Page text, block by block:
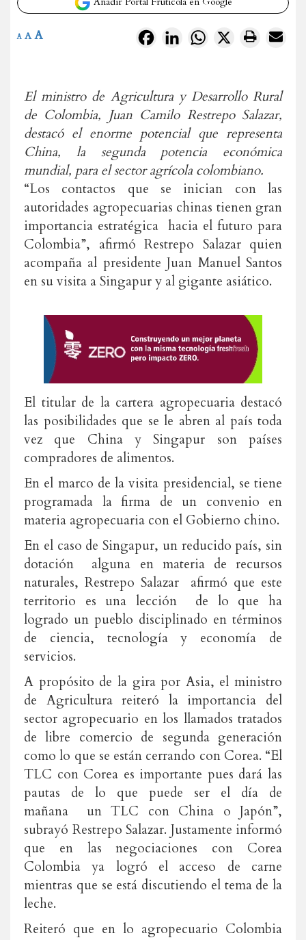
FacebookLinkedInWhatsApp
X
A A A
El ministro de Agricultura y Desarrollo Rural
de Colombia, Juan Camilo Restrepo Salazar,
destacó el enorme potencial que representa
China, la segunda potencia económica
mundial, para el sector agrícola colombiano.
“Los contactos que se inician con las
autoridades agropecuarias chinas tienen gran
importancia estratégica hacia el futuro para
Colombia”, afirmó Restrepo Salazar quien
acompaña al presidente Juan Manuel Santos
en su visita a Singapur y al gigante asiático.
El titular de la cartera agropecuaria destacó
las posibilidades que se le abren al país toda
vez que China y Singapur son países
compradores de alimentos.
En el marco de la visita presidencial, se tiene
programada la firma de un convenio en
materia agropecuaria con el Gobierno chino.
En el caso de Singapur, un reducido país, sin
dotación alguna en materia de recursos
naturales, Restrepo Salazar afirmó que este
territorio es una lección de lo que ha
logrado un pueblo disciplinado en términos
de ciencia, tecnología y economía de
servicios.
A propósito de la gira por Asia, el ministro
de Agricultura reiteró la importancia del
sector agropecuario en los llamados tratados
de libre comercio de segunda generación
como lo que se están cerrando con Corea. “El
TLC con Corea es importante pues dará las
pautas de lo que puede ser el día de
mañana un TLC con China o Japón”,
subrayó Restrepo Salazar. Justamente informó
que en las negociaciones con Corea
Colombia ya logró el acceso de carne
mientras que se está discutiendo el tema de la
leche.
Reiteró que en lo agropecuario Colombia